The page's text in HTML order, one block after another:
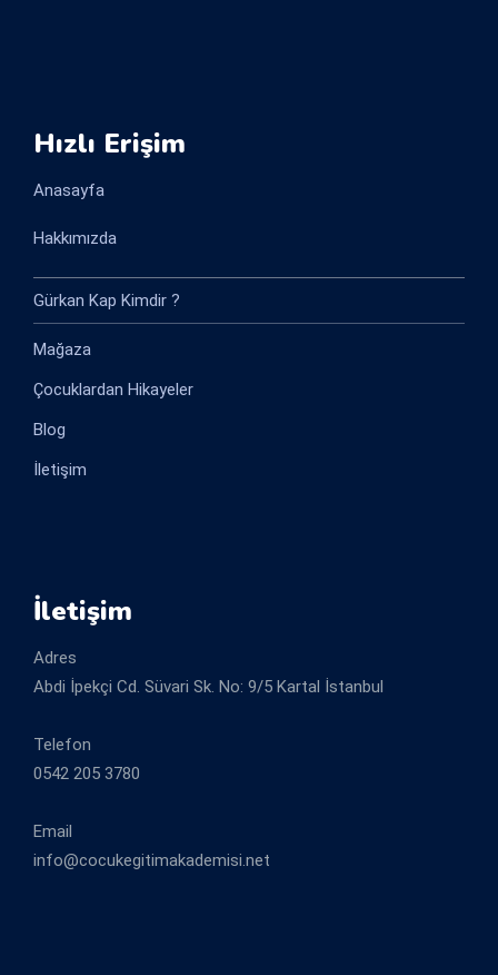
Hızlı Erişim
Anasayfa
Hakkımızda
Gürkan Kap Kimdir ?
Mağaza
Çocuklardan Hikayeler
Blog
İletişim
İletişim
Adres
Abdi İpekçi Cd. Süvari Sk. No: 9/5 Kartal İstanbul
Telefon
0542 205 3780
Email
info@cocukegitimakademisi.net